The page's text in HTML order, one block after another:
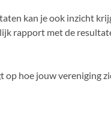
kan je ook inzicht
rapport met de
op hoe jouw vereniging